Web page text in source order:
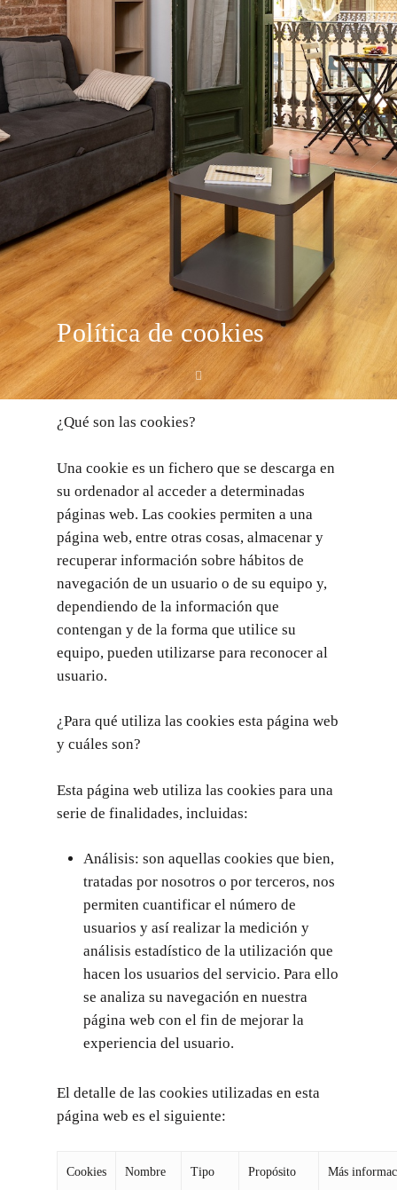
Política de cookies
¿Qué son las cookies?
Una cookie es un fichero que se descarga en
su ordenador al acceder a determinadas
páginas web. Las cookies permiten a una
página web, entre otras cosas, almacenar y
recuperar información sobre hábitos de
navegación de un usuario o de su equipo y,
dependiendo de la información que
contengan y de la forma que utilice su
equipo, pueden utilizarse para reconocer al
usuario.
¿Para qué utiliza las cookies esta página web
y cuáles son?
Esta página web utiliza las cookies para una
serie de finalidades, incluidas:
Análisis: son aquellas cookies que bien,
tratadas por nosotros o por terceros, nos
permiten cuantificar el número de
usuarios y así realizar la medición y
análisis estadístico de la utilización que
hacen los usuarios del servicio. Para ello
se analiza su navegación en nuestra
página web con el fin de mejorar la
experiencia del usuario.
El detalle de las cookies utilizadas en esta
página web es el siguiente:
Cookies Nombre Tipo Propósito Más